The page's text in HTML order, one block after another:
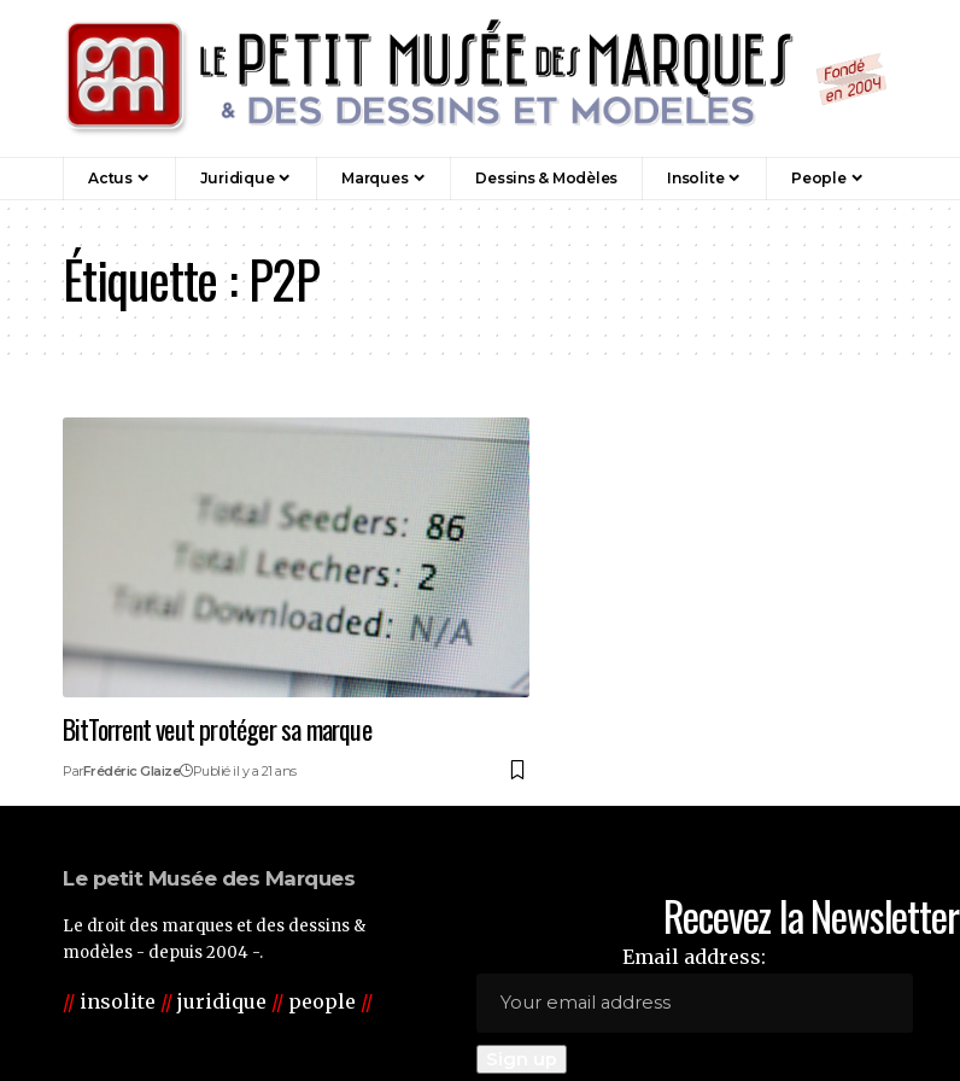
Actus Juridique Marques Dessins & Modèles Insolite People
Étiquette :P2P
BitTorrent veut protéger sa marque
ParFrédéric Glaize Publié il y a 21 ans
Le petit Musée des Marques
Le droit des marques et des dessins &
modèles - depuis 2004 -.
// insolite // juridique // people //
Recevez la Newsletter
Email address: